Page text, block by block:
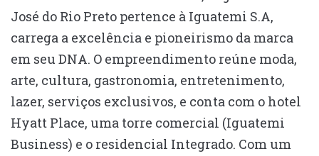
José do Rio Preto pertence à Iguatemi S.A,
carrega a excelência e pioneirismo da marca
em seu DNA. O empreendimento reúne moda,
arte, cultura, gastronomia, entretenimento,
lazer, serviços exclusivos, e conta com o hotel
Hyatt Place, uma torre comercial (Iguatemi
Business) e o residencial Integrado. Com um